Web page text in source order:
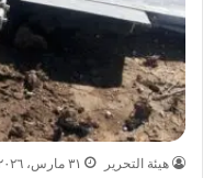
هيئة التحرير ٣١ مارس، ٢٠٢٦